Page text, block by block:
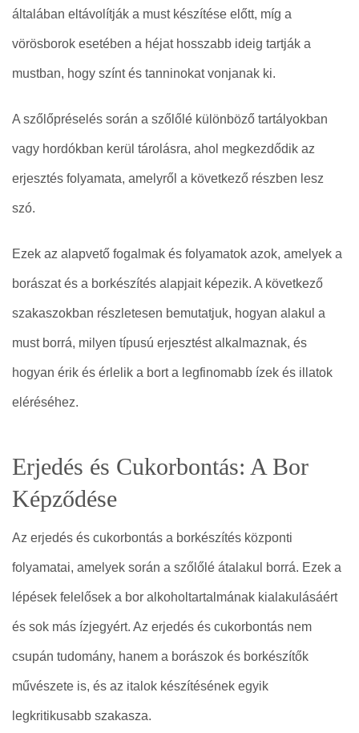
általában eltávolítják a must készítése előtt, míg a
vörösborok esetében a héjat hosszabb ideig tartják a
mustban, hogy színt és tanninokat vonjanak ki.
A szőlőpréselés során a szőlőlé különböző tartályokban
vagy hordókban kerül tárolásra, ahol megkezdődik az
erjesztés folyamata, amelyről a következő részben lesz
szó.
Ezek az alapvető fogalmak és folyamatok azok, amelyek a
borászat és a borkészítés alapjait képezik. A következő
szakaszokban részletesen bemutatjuk, hogyan alakul a
must borrá, milyen típusú erjesztést alkalmaznak, és
hogyan érik és érlelik a bort a legfinomabb ízek és illatok
eléréséhez.
Erjedés és Cukorbontás: A Bor
Képződése
Az erjedés és cukorbontás a borkészítés központi
folyamatai, amelyek során a szőlőlé átalakul borrá. Ezek a
lépések felelősek a bor alkoholtartalmának kialakulásáért
és sok más ízjegyért. Az erjedés és cukorbontás nem
csupán tudomány, hanem a borászok és borkészítők
művészete is, és az italok készítésének egyik
legkritikusabb szakasza.